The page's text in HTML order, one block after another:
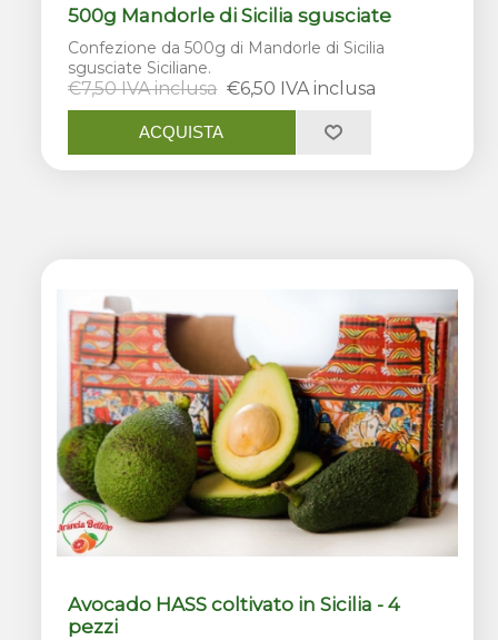
500g Mandorle di Sicilia sgusciate
Confezione da 500g di Mandorle di Sicilia
sgusciate Siciliane.
€7,50 IVA inclusa €6,50 IVA inclusa
ACQUISTA
Avocado HASS coltivato in Sicilia - 4
pezzi